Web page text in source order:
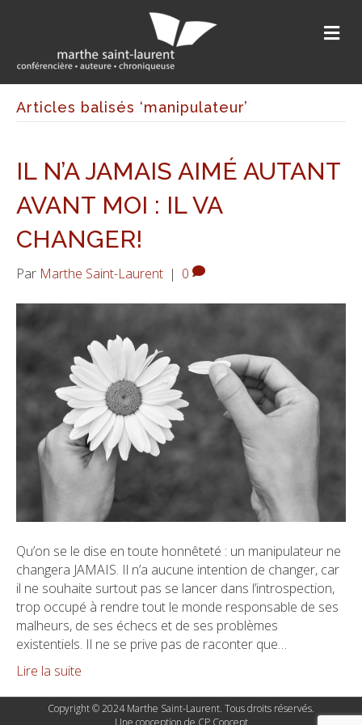
Articles balisés ‘manipulateur’
IL N’A JAMAIS AIMÉ AUTANT
AVANT MOI : IL VA
CHANGER!
Par Marthe Saint-Laurent | 0
Qu’on se le dise en toute honnêteté : un manipulateur ne
changera JAMAIS. Il n’a aucune intention de changer, car
il ne souhaite surtout pas se lancer dans l’introspection,
trop occupé à rendre tout le monde responsable de ses
malheurs, de ses échecs et de ses problèmes
existentiels. Il ne se prive pas de raconter que…
Lire la suite
Copyright © 2024 Marthe Saint-Laurent. Tous droits réservés.